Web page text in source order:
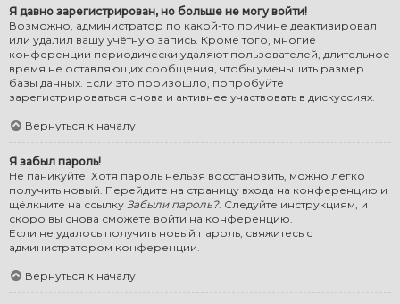
Я давно зарегистрирован, но больше не могу войти!
Возможно, администратор по какой-то причине деактивировал
или удалил вашу учётную запись. Кроме того, многие
конференции периодически удаляют пользователей, длительное
время не оставляющих сообщения, чтобы уменьшить размер
базы данных. Если это произошло, попробуйте
зарегистрироваться снова и активнее участвовать в дискуссиях.
Вернуться к началу
Я забыл пароль!
Не паникуйте! Хотя пароль нельзя восстановить, можно легко
получить новый. Перейдите на страницу входа на конференцию и
щёлкните на ссылку Забыли пароль?. Следуйте инструкциям, и
скоро вы снова сможете войти на конференцию.
Если не удалось получить новый пароль, свяжитесь с
администратором конференции.
Вернуться к началу